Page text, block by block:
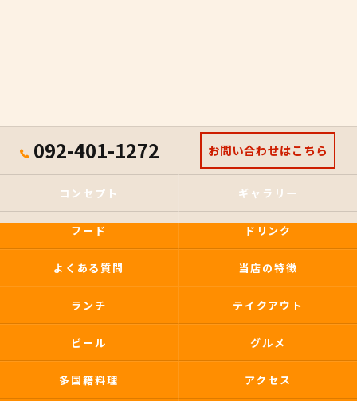
092-401-1272 お問い合わせはこちら
コンセプト ギャラリー
フード ドリンク
よくある質問 当店の特徴
ランチ テイクアウト
ビール グルメ
多国籍料理 アクセス